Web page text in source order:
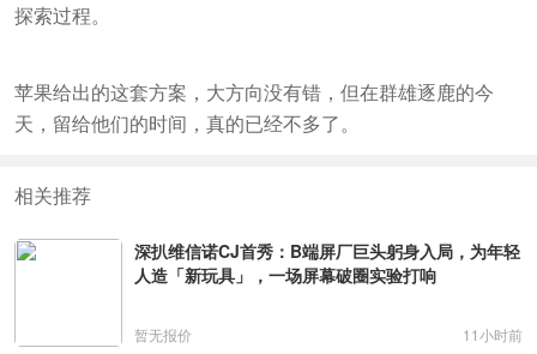
探索过程。
苹果给出的这套方案，大方向没有错，但在群雄逐鹿的今
天，留给他们的时间，真的已经不多了。
相关推荐
深扒维信诺CJ首秀：B端屏厂巨头躬身入局，为年轻
人造「新玩具」，一场屏幕破圈实验打响
暂无报价 11小时前